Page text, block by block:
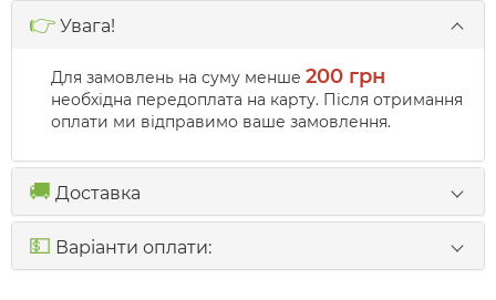
👉 Увага!
Для замовлень на суму менше 200 грн
необхідна передоплата на карту. Після отримання
оплати ми відправимо ваше замовлення.
🚚 Доставка
💵 Варіанти оплати: